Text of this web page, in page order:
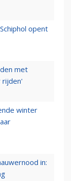
opent
met
rijden'
winter
in: